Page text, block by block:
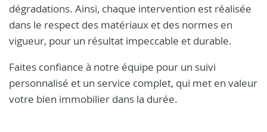
dégradations. Ainsi, chaque intervention est réalisée
dans le respect des matériaux et des normes en
vigueur, pour un résultat impeccable et durable.
Faites confiance à notre équipe pour un suivi
personnalisé et un service complet, qui met en valeur
votre bien immobilier dans la durée.